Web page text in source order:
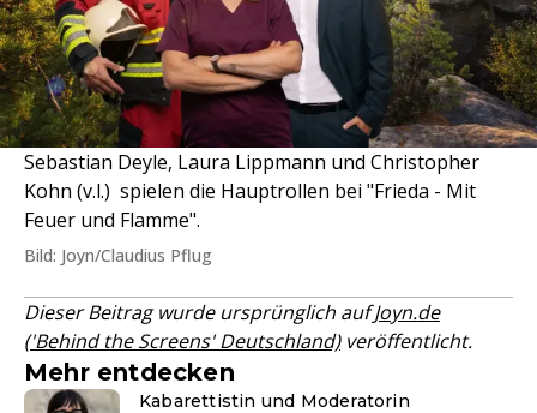
Sebastian Deyle, Laura Lippmann und Christopher
Kohn (v.l.) spielen die Hauptrollen bei "Frieda - Mit
Feuer und Flamme".
Bild: Joyn/Claudius Pflug
Dieser Beitrag wurde ursprünglich aufJoyn.de
('Behind the Screens' Deutschland)veröffentlicht.
Mehr entdecken
Kabarettistin und Moderatorin